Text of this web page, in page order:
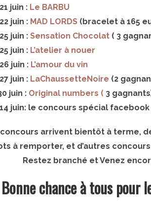
juin : Le BARBU
juin : MAD LORDS (bracelet à 165
juin : Sensation Chocolat ( 3
juin : L’atelier à nouer
juin : L’amour du vin
juin : LaChaussetteNoire (2
juin : Original numbers ( 3
14 juin: le concours spécial
concours arrivent bientôt à terme,
à remporter, et d’autres
Restez branché et Venez
Bonne chance à tous pour